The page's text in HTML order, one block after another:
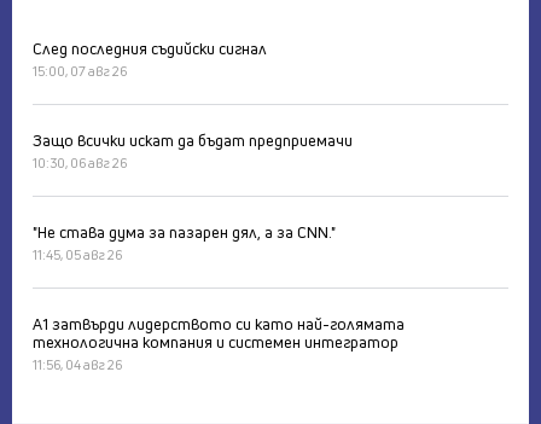
След последния съдийски сигнал
15:00, 07 авг 26
Защо всички искат да бъдат предприемачи
10:30, 06 авг 26
"Не става дума за пазарен дял, а за CNN."
11:45, 05 авг 26
А1 затвърди лидерството си като най-голямата
технологична компания и системен интегратор
11:56, 04 авг 26